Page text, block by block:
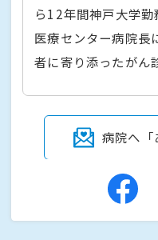
ら12年間神戸大学
医療センター病院長
者に寄り添ったがん
病院へ「